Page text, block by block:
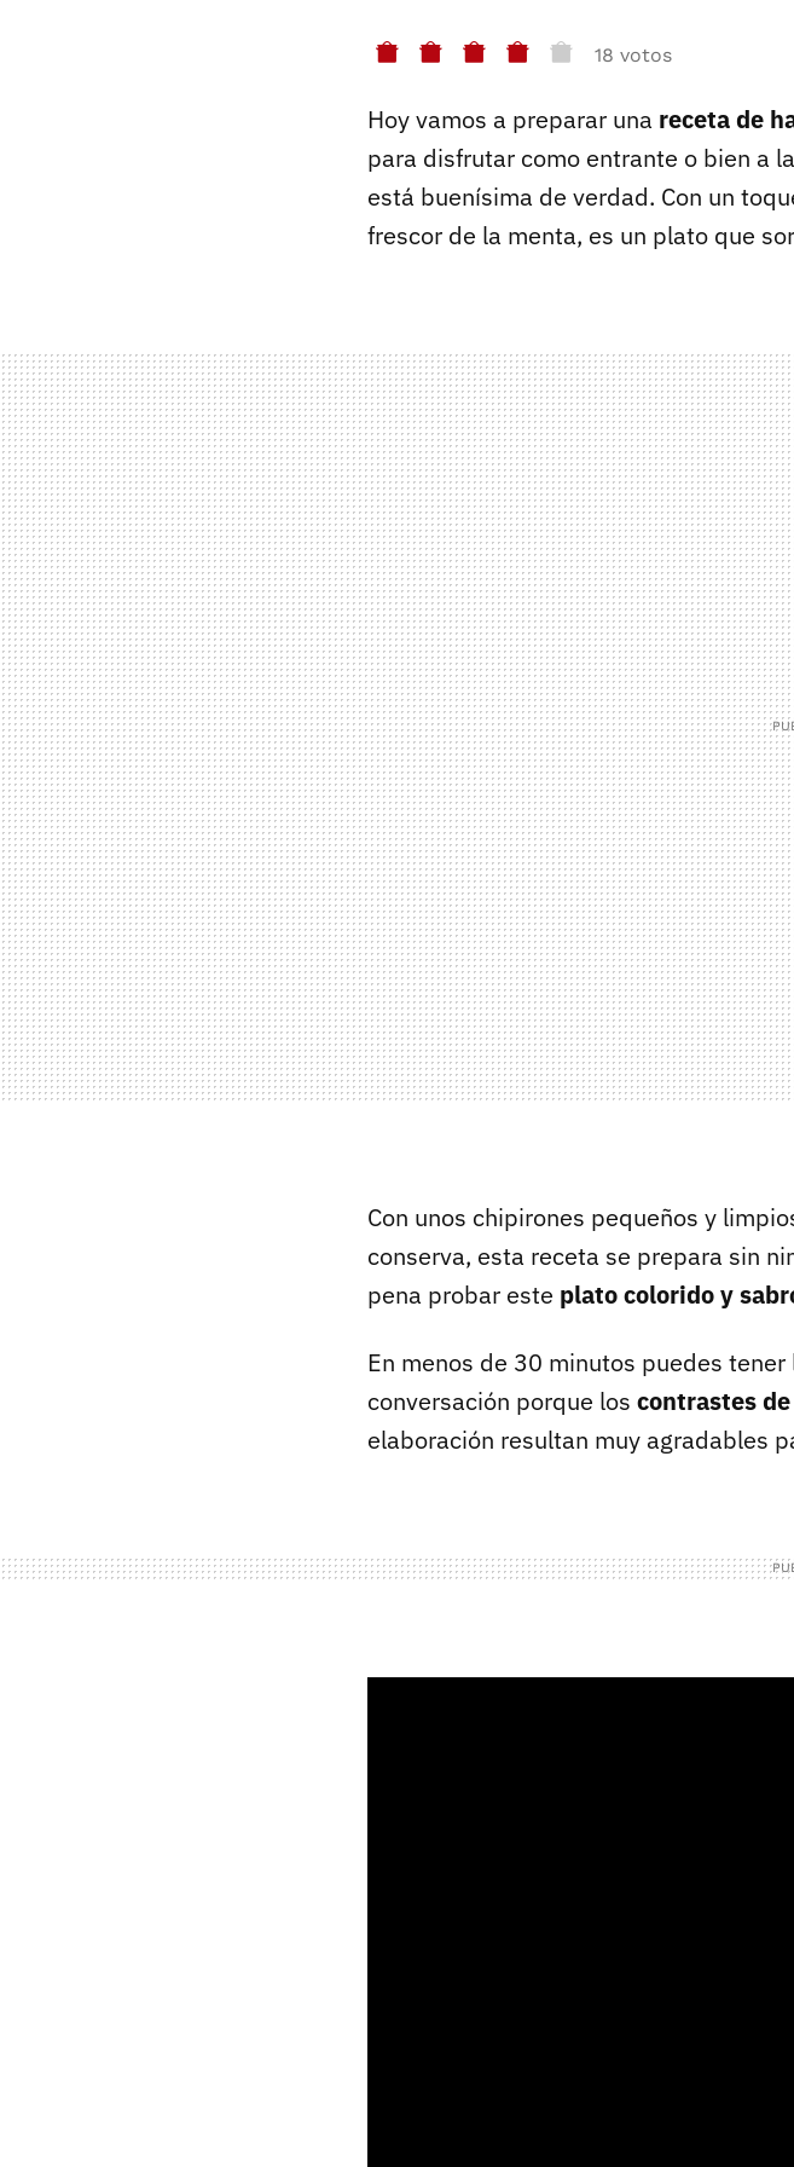
18 votos
Hoy vamos a preparar una receta de
para disfrutar como entrante o bien a
está buenísima de verdad. Con un
frescor de la menta, es un plato que
Con unos chipirones pequeños y
conserva, esta receta se prepara sin
pena probar este plato colorido y
En menos de 30 minutos puedes
conversación porque los contrastes
elaboración resultan muy agradables